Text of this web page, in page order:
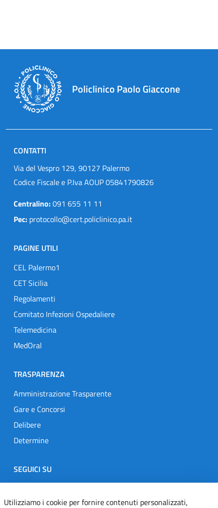
Policlinico Paolo Giaccone
CONTATTI
Via del Vespro 129, 90127 Palermo
Codice Fiscale e P.Iva AOUP 05841790826
Centralino:091 655 11 11
Pec: protocollo@cert.policlinico.pa.it
PAGINE UTILI
CEL Palermo1
CET Sicilia
Regolamenti
Comitato Infezioni Ospedaliere
Telemedicina
MedOral
TRASPARENZA
Amministrazione Trasparente
Gare e Concorsi
Delibere
Determine
SEGUICI SU
Designers Italia
TwitterInstagramYoutubeLinkedin
Utilizziamo i cookie per fornire contenuti personalizzati,